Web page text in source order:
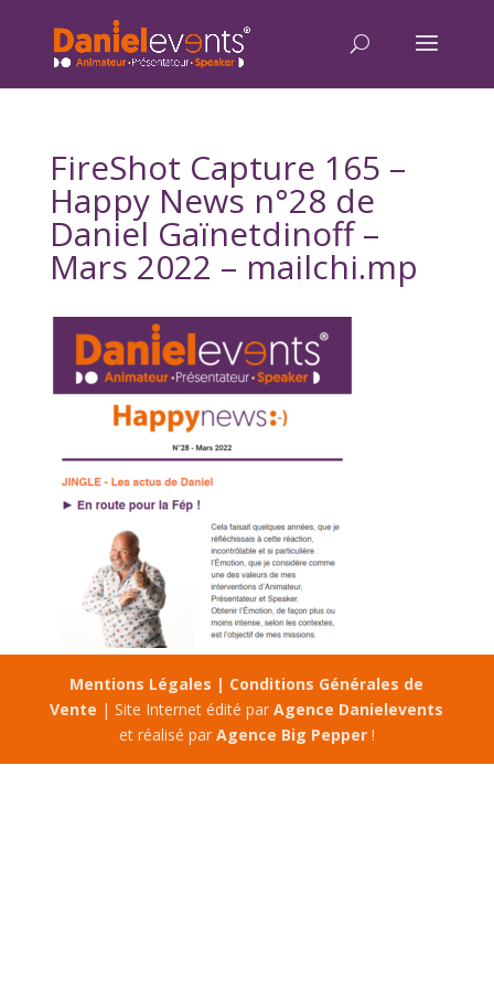
FireShot Capture 165 –
Happy News n°28 de
Daniel Gaïnetdinoff –
Mars 2022 – mailchi.mp
Mentions Légales | Conditions Générales de
Vente | Site Internet édité parAgence Danielevents
et réalisé par Agence Big Pepper!